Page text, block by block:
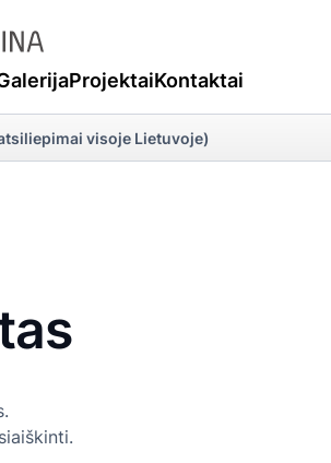
ProjektaiKontaktai
visoje Lietuvoje)